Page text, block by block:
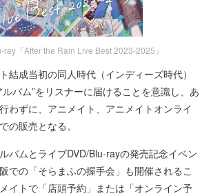
ray『After the Rain Live Best 2023-2025』
結成当初の同人時代（インディーズ時代）
バム”をリスナーに届けることを意識し、あ
わずに、アニメイト、アニメイトオンライ
の販売となる。
バムとライブDVD/Blu-rayの発売記念イベン
での「そらまふの握手会」も開催されるこ
イトで「店頭予約」または「オンライン予